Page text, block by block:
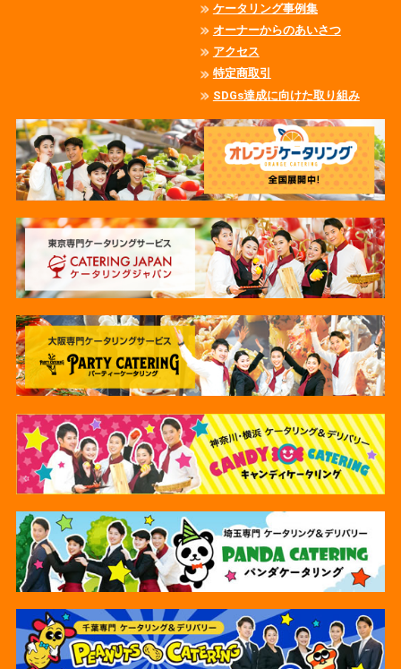
ケータリング事例集
オーナーからのあいさつ
アクセス
特定商取引
SDGs達成に向けた取り組み